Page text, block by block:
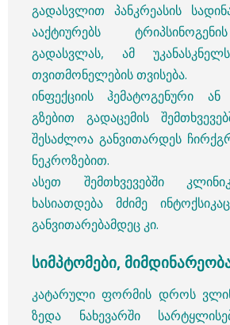
გადასვლით პანკრეასის
ააქტიურებს
გადასვლას, ამ
თვითმონელების თვისება.
ინფექციის ჰემატოგენური
გზებით გადაცემის
შესაძლოა განვითარდეს
ნეკროზებით.
ასეთ შემთხვევებში
ხასიათდება მძიმე
განვითარებამდეც კი.
სიმპტომები,
კატარული ფორმის დროს
ზედა ნახევარში